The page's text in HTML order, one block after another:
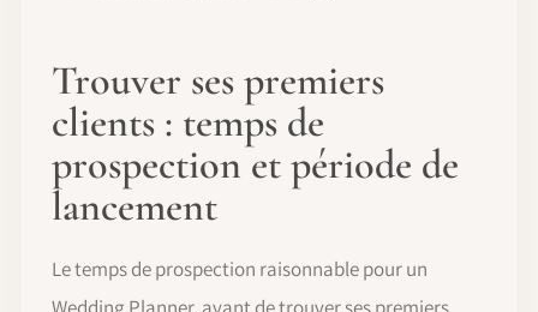
Trouver ses premiers
clients : temps de
prospection et période de
lancement
Le temps de prospection raisonnable pour un
Wedding Planner, avant de trouver ses premiers